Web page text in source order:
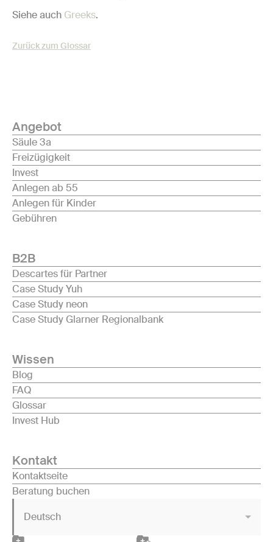
Siehe auch Greeks.
Zurück zum Glossar
Angebot
Säule 3a
Freizügigkeit
Invest
Anlegen ab 55
Anlegen für Kinder
Gebühren
B2B
Descartes für Partner
Case Study Yuh
Case Study neon
Case Study Glarner Regionalbank
Wissen
Blog
FAQ
Glossar
Invest Hub
Kontakt
Kontaktseite
Beratung buchen
Deutsch